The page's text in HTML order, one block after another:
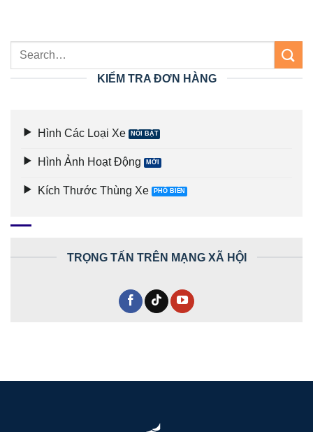
KIỂM TRA ĐƠN HÀNG
Hình Các Loại Xe
Hình Ảnh Hoạt Động
Kích Thước Thùng Xe
TRỌNG TẤN TRÊN MẠNG XÃ HỘI